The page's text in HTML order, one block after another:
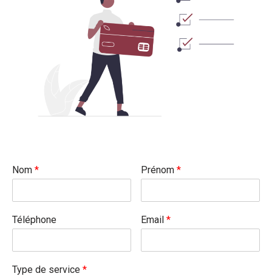
Nom * Prénom*
Téléphone Email*
Type de service *